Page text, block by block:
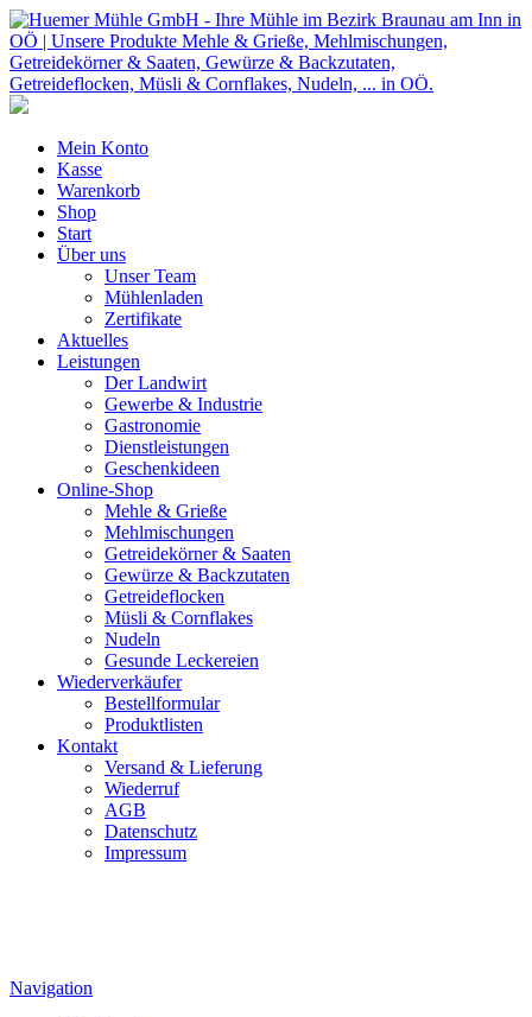
Mein Konto
Kasse
Warenkorb
Shop
Start
Über uns
Unser Team
Mühlenladen
Zertifikate
Aktuelles
Leistungen
Der Landwirt
Gewerbe & Industrie
Gastronomie
Dienstleistungen
Geschenkideen
Online-Shop
Mehle & Grieße
Mehlmischungen
Getreidekörner & Saaten
Gewürze & Backzutaten
Getreideflocken
Müsli & Cornflakes
Nudeln
Gesunde Leckereien
Wiederverkäufer
Bestellformular
Produktlisten
Kontakt
Versand & Lieferung
Wiederruf
AGB
Datenschutz
Impressum
Navigation